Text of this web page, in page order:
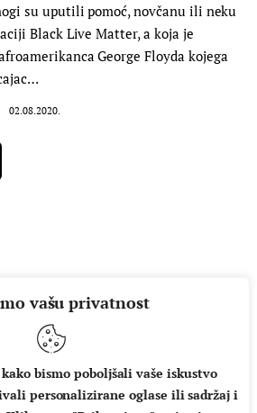
vašu privatnost
bismo poboljšali vaše iskustvo
personalizirane oglase ili sadržaj i
su uputili pomoć, novčanu ili neku
Black Live Matter, a koja je
George Floyda kojega
02.08.2020.
UVJETI KORIŠTENJA